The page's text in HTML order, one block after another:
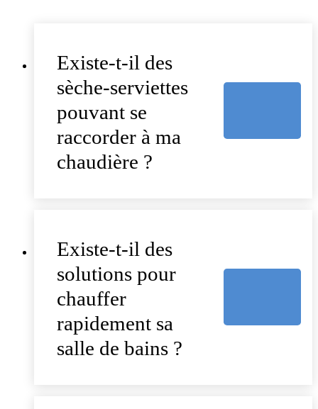
Existe-t-il des
sèche-serviettes
pouvant se
raccorder à ma
chaudière ?
Existe-t-il des
solutions pour
chauffer
rapidement sa
salle de bains ?